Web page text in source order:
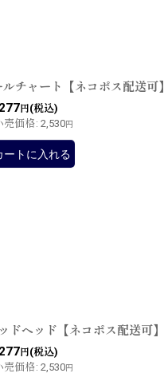
チャート【ネコポス配送可】
円(税込)
売価格: 2,530円
ートに入れる
ヘッド【ネコポス配送可】
円(税込)
売価格: 2,530円